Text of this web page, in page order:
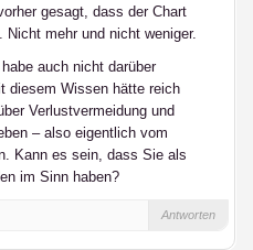
gesagt, dass der Chart
mehr und nicht weniger.
auch nicht darüber
diesem Wissen hätte reich
Verlustvermeidung und
– also eigentlich vom
Kann es sein, dass Sie als
im Sinn haben?
Antworten